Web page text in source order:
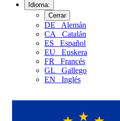
Idioma:
Cerrar
DE
Alemán
CA
Catalán
ES
Español
EU
Euskera
FR
Francés
GL
Gallego
EN
Inglés